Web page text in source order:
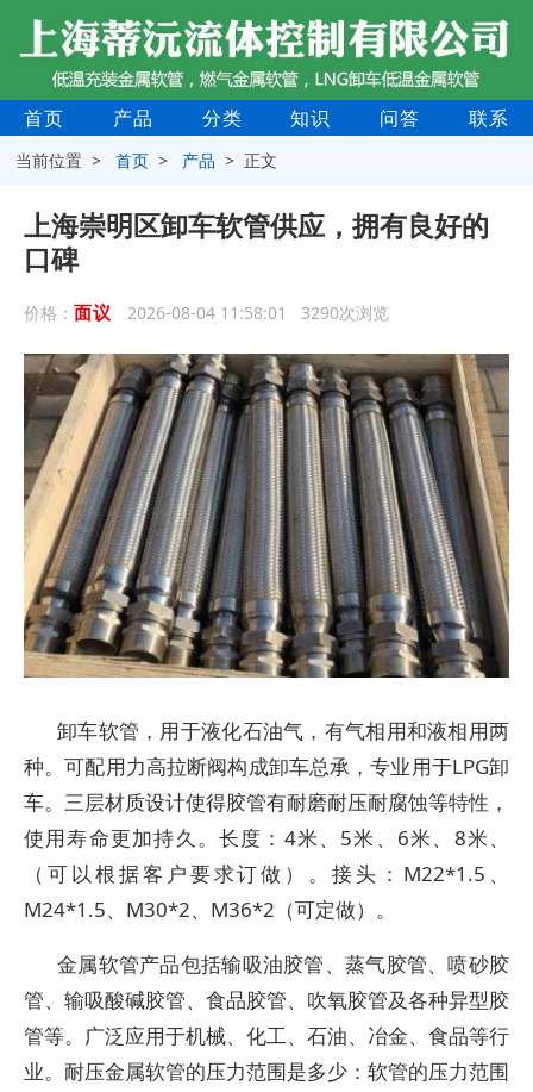
首页 产品 分类 知识 问答 联系
当前位置 >首页 > 产品 > 正文
上海崇明区卸车软管供应，拥有良好的
口碑
价格： 面议 2026-08-04 11:58:01 3290次浏览
卸车软管，用于液化石油气，有气相用和液相用两
种。可配用力高拉断阀构成卸车总承，专业用于LPG卸
车。三层材质设计使得胶管有耐磨耐压耐腐蚀等特性，
使用寿命更加持久。长度：4米、5米、6米、8米、
（可以根据客户要求订做）。接头：M22*1.5、
M24*1.5、M30*2、M36*2（可定做）。
金属软管产品包括输吸油胶管、蒸气胶管、喷砂胶
管、输吸酸碱胶管、食品胶管、吹氧胶管及各种异型胶
管等。广泛应用于机械、化工、石油、冶金、食品等行
业。耐压金属软管的压力范围是多少：软管的压力范围